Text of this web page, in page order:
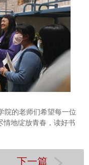
的老师们希望每一位
情地绽放青春，读好书
下一篇